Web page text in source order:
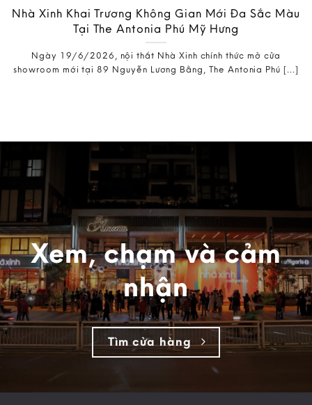
Nhà Xinh Khai Trương Không Gian Mới Đa Sắc Màu
Tại The Antonia Phú Mỹ Hưng
Ngày 19/6/2026, nội thất Nhà Xinh chính thức mở cửa
showroom mới tại 89 Nguyễn Lương Bằng, The Antonia Phú [...]
Xem, chạm và cảm
nhận
Tìm cửa hàng